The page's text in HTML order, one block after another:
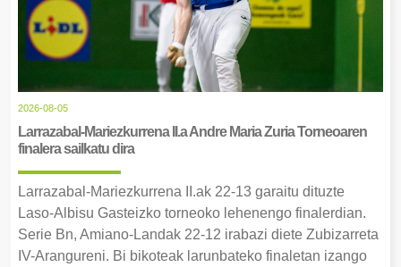
2026-08-05
Larrazabal-Mariezkurrena II.a Andre Maria Zuria Torneoaren
finalera sailkatu dira
Larrazabal-Mariezkurrena II.ak 22-13 garaitu dituzte
Laso-Albisu Gasteizko torneoko lehenengo finalerdian.
Serie Bn, Amiano-Landak 22-12 irabazi diete Zubizarreta
IV-Arangureni. Bi bikoteak larunbateko finaletan izango